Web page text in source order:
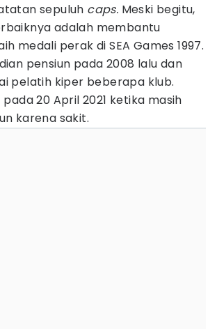
sepuluh caps. Meski begitu,
adalah membantu
medali perak di SEA Games 1997.
pensiun pada 2008 lalu dan
pelatih kiper beberapa klub.
20 April 2021 ketika masih
karena sakit.